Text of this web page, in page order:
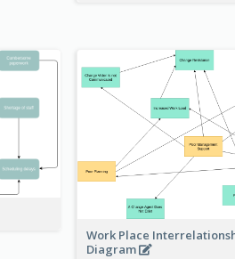
Work Place
Diagram